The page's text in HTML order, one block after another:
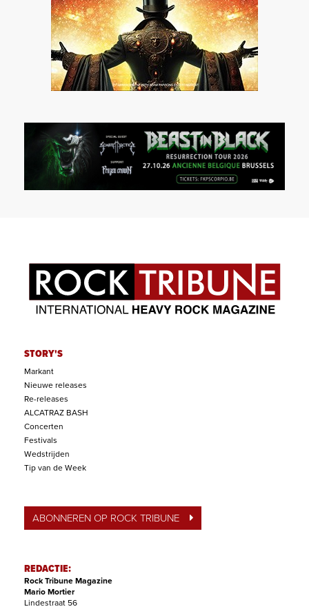
STORY'S
Markant
Nieuwe releases
Re-releases
ALCATRAZ BASH
Concerten
Festivals
Wedstrijden
Tip van de Week
ABONNEREN OP ROCK TRIBUNE
REDACTIE:
Rock Tribune Magazine
Mario Mortier
Lindestraat 56